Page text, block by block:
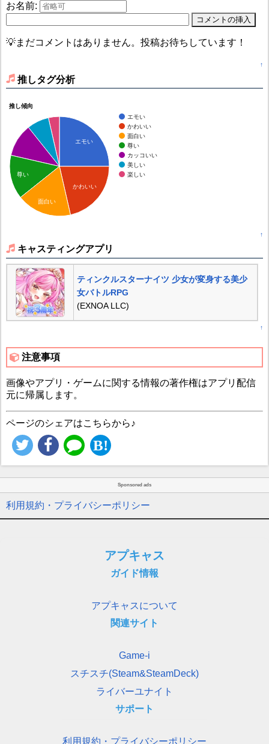
お名前:
💡まだコメントはありません。投稿お待ちしています！
↑
推しタグ分析
推し傾向
エモい
かわいい
面白い
尊い
カッコいい
美しい
楽しい
エモい
かわいい
尊い
面白い
↑
キャスティングアプリ
ティンクルスターナイツ 少女が変身する美少
女バトルRPG
(EXNOA LLC)
↑
注意事項
画像やアプリ・ゲームに関する情報の著作権はアプリ配信
元に帰属します。
ページのシェアはこちらから♪
Sponsored ads
利用規約・プライバシーポリシー
アプキャス
ガイド情報
アプキャスについて
関連サイト
Game-i
スチスチ(Steam&SteamDeck)
ライバーユナイト
サポート
利用規約・プライバシーポリシー